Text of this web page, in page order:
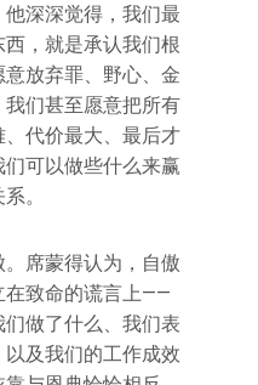
深深觉得，我们最
，就是承认我们根
放弃罪、野心、金
们甚至愿意把所有
代价最大、最后才
可以做些什么来赢
。
席蒙得认为，自傲
在致命的谎言上——
做了什么、我们表
及我们的工作成效